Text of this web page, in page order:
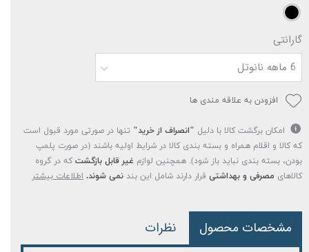
گارانتی
6 ماهه نانوتل
افزودن به علاقه مندی ها
امکان برگشت کالا با دلیل "انصراف از خرید" تنها در صورتی مورد قبول است
که کالا و اقلام همراه و بسته بندی کالا در شرایط اولیه باشند (در صورت پلمپ
بودن، بسته بندی نباید باز شود). همچنین لوازم غیر قابل بازگشت که در گروه
کالاهای مصرفی و بهداشتی قرار دارند شامل این بند نمی شوند. اطلاعات بیشتر
مشخصات محصول نظرات